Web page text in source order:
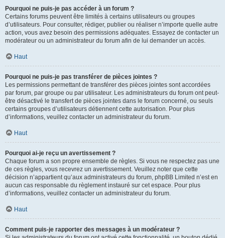
Pourquoi ne puis-je pas accéder à un forum ?
Certains forums peuvent être limités à certains utilisateurs ou groupes
d’utilisateurs. Pour consulter, rédiger, publier ou réaliser n’importe quelle autre
action, vous avez besoin des permissions adéquates. Essayez de contacter un
modérateur ou un administrateur du forum afin de lui demander un accès.
Haut
Pourquoi ne puis-je pas transférer de pièces jointes ?
Les permissions permettant de transférer des pièces jointes sont accordées
par forum, par groupe ou par utilisateur. Les administrateurs du forum ont peut-
être désactivé le transfert de pièces jointes dans le forum concerné, ou seuls
certains groupes d’utilisateurs détiennent cette autorisation. Pour plus
d’informations, veuillez contacter un administrateur du forum.
Haut
Pourquoi ai-je reçu un avertissement ?
Chaque forum a son propre ensemble de règles. Si vous ne respectez pas une
de ces règles, vous recevrez un avertissement. Veuillez noter que cette
décision n’appartient qu’aux administrateurs du forum, phpBB Limited n’est en
aucun cas responsable du règlement instauré sur cet espace. Pour plus
d’informations, veuillez contacter un administrateur du forum.
Haut
Comment puis-je rapporter des messages à un modérateur ?